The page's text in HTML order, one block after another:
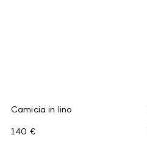
Camicia in lino
140 €